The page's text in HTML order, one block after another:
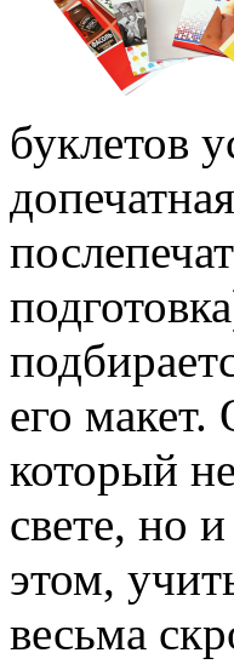
буклетов
его макет.
который
свете, но
этом,
весьма